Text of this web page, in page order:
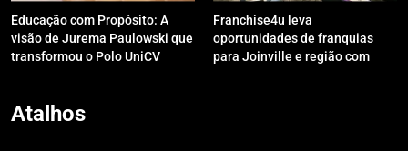
Educação com Propósito: A
visão de Jurema Paulowski que
transformou o Polo UniCV
Franchise4u leva
oportunidades de franquias
para Joinville e região com
Atalhos